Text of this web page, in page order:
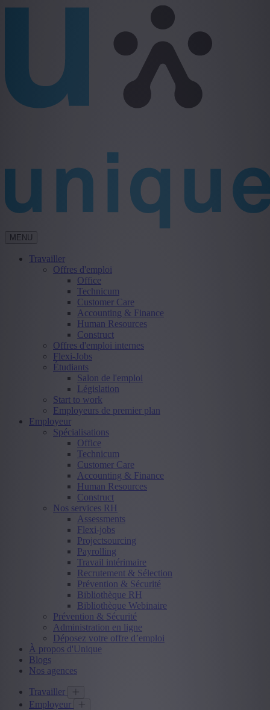
MENU
Travailler
Offres d'emploi
Office
Technicum
Customer Care
Accounting & Finance
Human Resources
Construct
Offres d'emploi internes
Flexi-Jobs
Étudiants
Salon de l'emploi
Législation
Start to work
Employeurs de premier plan
Employeur
Spécialisations
Office
Technicum
Customer Care
Accounting & Finance
Human Resources
Construct
Nos services RH
Assessments
Flexi-jobs
Projectsourcing
Payrolling
Travail intérimaire
Recrutement & Sélection
Prévention & Sécurité
Bibliothèque RH
Bibliothèque Webinaire
Prévention & Sécurité
Administration en ligne
Déposez votre offre d’emploi
À propos d'Unique
Blogs
Nos agences
Travailler
Employeur